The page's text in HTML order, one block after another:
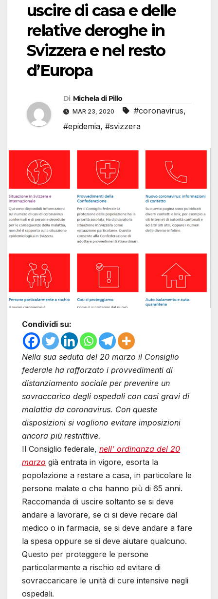
uscire di casa e delle
relative deroghe in
Svizzera e nel resto
d’Europa
Di Michela di Pillo
MAR 23, 2020 #coronavirus,
#epidemia, #svizzera
Condividi su:
Nella sua seduta del 20 marzo il Consiglio
federale ha rafforzato i provvedimenti di
distanziamento sociale per prevenire un
sovraccarico degli ospedali con casi gravi di
malattia da coronavirus. Con queste
disposizioni si vogliono evitare imposizioni
ancora più restrittive.
Il Consiglio federale, nell’ ordinanza del 20
marzo già entrata in vigore, esorta la
popolazione a restare a casa, in particolare le
persone malate o che hanno più di 65 anni.
Raccomanda di uscire soltanto se si deve
andare a lavorare, se ci si deve recare dal
medico o in farmacia, se si deve andare a fare
la spesa oppure se si deve aiutare qualcuno.
Questo per proteggere le persone
particolarmente a rischio ed evitare di
sovraccaricare le unità di cure intensive negli
ospedali.